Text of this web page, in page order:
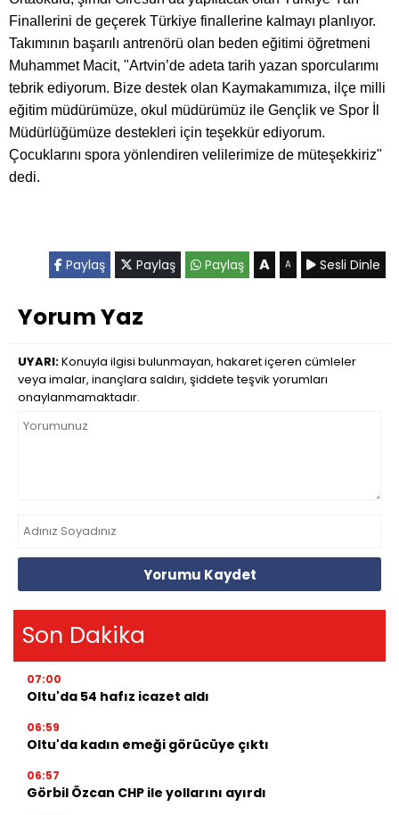
Finallerini de geçerek Türkiye finallerine kalmayı planlıyor.
Takımının başarılı antrenörü olan beden eğitimi öğretmeni
Muhammet Macit, "Artvin’de adeta tarih yazan sporcularımı
tebrik ediyorum. Bize destek olan Kaymakamımıza, ilçe milli
eğitim müdürümüze, okul müdürümüz ile Gençlik ve Spor İl
Müdürlüğümüze destekleri için teşekkür ediyorum.
Çocuklarını spora yönlendiren velilerimize de müteşekkiriz"
dedi.
Paylaş Paylaş Paylaş A A Sesli Dinle
Yorum Yaz
UYARI:Konuyla ilgisi bulunmayan, hakaret içeren cümleler
veya imalar, inançlara saldırı, şiddete teşvik yorumları
onaylanmamaktadır.
Yorumu Kaydet
Son Dakika
07:00
Oltu'da 54 hafız icazet aldı
06:59
Oltu'da kadın emeği görücüye çıktı
06:57
Görbil Özcan CHP ile yollarını ayırdı